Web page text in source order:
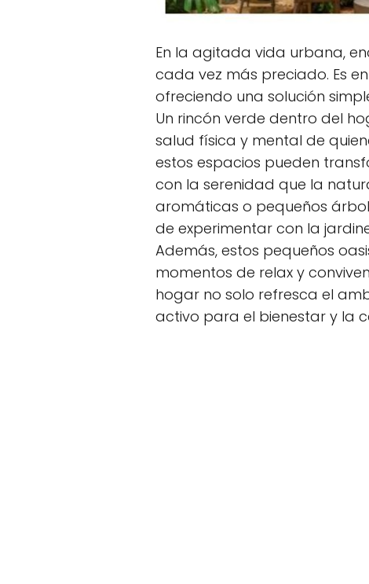
En la agitada vida urbana,
cada vez más preciado. Es
ofreciendo una solución
Un rincón verde dentro del
salud física y mental de
estos espacios pueden
con la serenidad que la
aromáticas o pequeños
de experimentar con la
Además, estos pequeños
momentos de relax y
hogar no solo refresca el
activo para el bienestar y la